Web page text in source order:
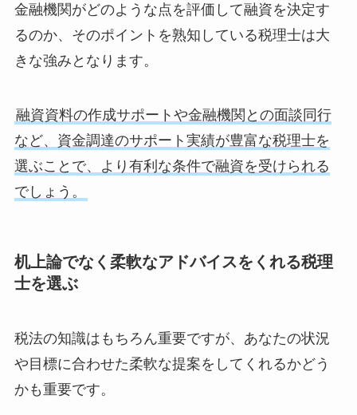
金融機関がどのような点を評価して融資を決定す
るのか、そのポイントを熟知している税理士は大
きな強みとなります。
融資資料の作成サポートや金融機関との面談同行
など、資金調達のサポート実績が豊富な税理士を
選ぶことで、より有利な条件で融資を受けられる
でしょう。
机上論でなく柔軟なアドバイスをくれる税理
士を選ぶ
税法の知識はもちろん重要ですが、あなたの状況
や目標に合わせた柔軟な提案をしてくれるかどう
かも重要です。